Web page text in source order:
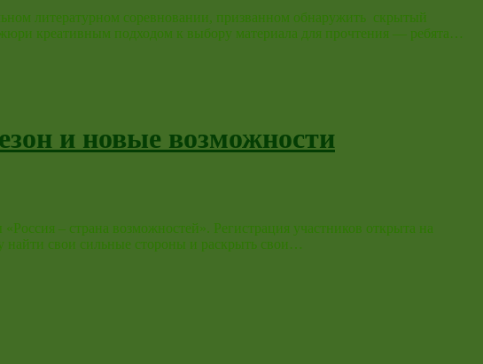
литературном соревновании, призванном обнаружить скрытый
креативным подходом к выбору материала для прочтения — ребята…
и новые возможности
– страна возможностей». Регистрация участников открыта на
найти свои сильные стороны и раскрыть свои…